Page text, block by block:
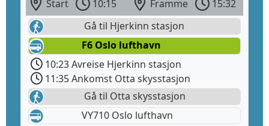
Start 10:15 Framme
15:32
Gå til Hjerkinn stasjon
F6 Oslo lufthavn
10:23 Avreise Hjerkinn stasjon
11:35 Ankomst Otta skysstasjon
Gå til Otta skysstasjon
VY710 Oslo lufthavn